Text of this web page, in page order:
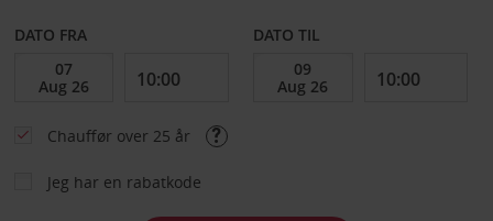
DATO FRA DATO TIL
Chauffør over 25 år
Jeg har en rabatkode